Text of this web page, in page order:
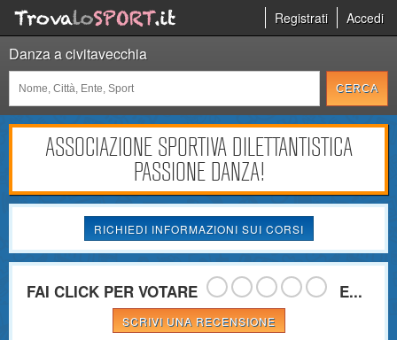
Registrati Accedi
Danza a civitavecchia
ASSOCIAZIONE SPORTIVA DILETTANTISTICA
PASSIONE DANZA!
RICHIEDI INFORMAZIONI SUI CORSI
FAI CLICK PER VOTARE E...
SCRIVI UNA RECENSIONE